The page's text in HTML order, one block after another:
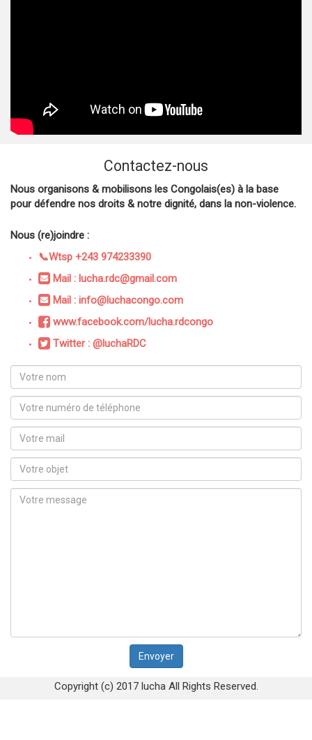
Contactez-nous
Nous organisons & mobilisons les Congolais(es) à la base
pour défendre nos droits & notre dignité, dans la non-violence.
Nous (re)joindre :
📞Wtsp +243 974233390
Mail : lucha.rdc@gmail.com
Mail : info@luchacongo.com
www.facebook.com/lucha.rdcongo
Twitter : @luchaRDC
Copyright (c) 2017 lucha All Rights Reserved.